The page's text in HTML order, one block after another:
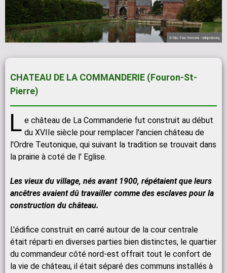
CHATEAU DE LA COMMANDERIE (Fouron-St-
Pierre)
L e château de La Commanderie fut construit au début
du XVIIe siècle pour remplacer l'ancien château de
l'Ordre Teutonique, qui suivant la tradition se trouvait dans
la prairie à coté de l' Eglise.
Les vieux du village, nés avant 1900, répétaient que leurs
ancêtres avaient dû travailler comme des esclaves pour la
construction du château.
L'édifice construit en carré autour de la cour centrale
était réparti en diverses parties bien distinctes, le quartier
du commandeur côté nord-est offrait tout le confort de
la vie de château, il était séparé des communs installés à
© foto: Paul Hermans - wikipedia.org